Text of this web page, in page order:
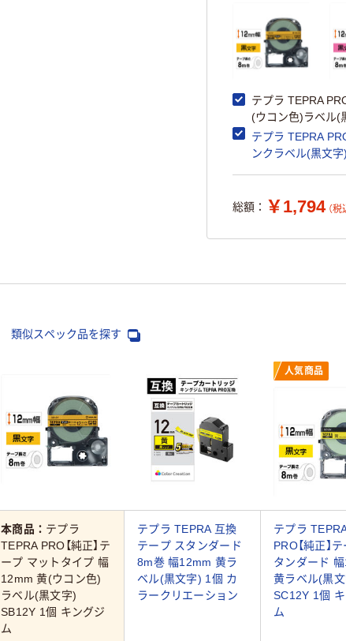
テプラ TEPRA
(ウコン色)ラベル(
テプラ TEPRA
ンクラベル(黒文
総額： ￥1,794 （税
類似スペック品を探す
人気商品
本商品： テプラ
TEPRA PRO【純正】テ
ープ マットタイプ 幅
12mm 黄(ウコン色)
ラベル(黒文字)
SB12Y 1個 キングジ
ム
テプラ TEPRA 互換
テープ スタンダード
8m巻 幅12mm 黄ラ
ベル(黒文字) 1個 カ
ラークリエーション
テプラ
PRO【純正】
タンダード
黄ラベル(黒
SC12Y 1個
ム